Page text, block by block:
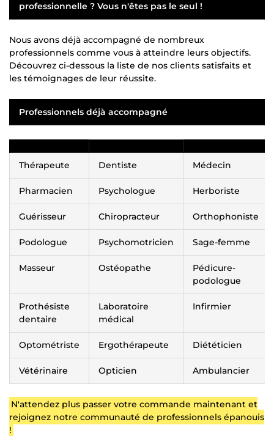
professionnelle ? Vous n'êtes pas le seul !
Nous avons déjà accompagné de nombreux
professionnels comme vous à atteindre leurs objectifs.
Découvrez ci-dessous la liste de nos clients satisfaits et
les témoignages de leur réussite.
Professionnels déjà accompagné
Thérapeute Dentiste Médecin
Pharmacien Psychologue Herboriste
Guérisseur Chiropracteur Orthophoniste
Podologue Psychomotricien Sage-femme
Masseur Ostéopathe
Pédicure-
podologue
Prothésiste
dentaire
Laboratoire
médical
Infirmier
Optométriste Ergothérapeute Diététicien
Vétérinaire Opticien Ambulancier
N'attendez plus passer votre commande maintenant et
rejoignez notre communauté de professionnels épanouis
!